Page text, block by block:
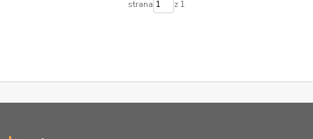
strana z 1